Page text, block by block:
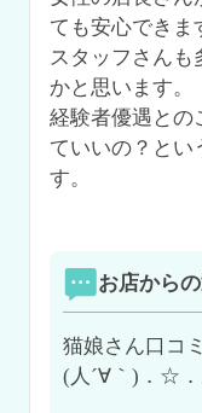
ても安心できま
スタッフさんも
かと思います。
経験者優遇との
ていいの？とい
す。
お店から
猫娘さん口コ
(人´∀｀)．☆．